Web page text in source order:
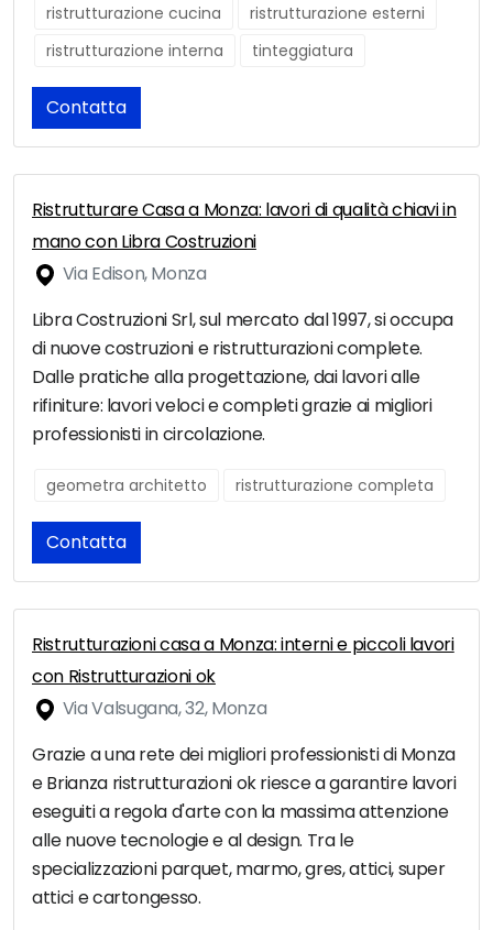
ristrutturazione cucina
ristrutturazione esterni
ristrutturazione interna
tinteggiatura
Contatta
Ristrutturare Casa a Monza: lavori di qualità chiavi in
mano con Libra Costruzioni
Via Edison, Monza
Libra Costruzioni Srl, sul mercato dal 1997, si occupa
di nuove costruzioni e ristrutturazioni complete.
Dalle pratiche alla progettazione, dai lavori alle
rifiniture: lavori veloci e completi grazie ai migliori
professionisti in circolazione.
geometra architetto ristrutturazione completa
Contatta
Ristrutturazioni casa a Monza: interni e piccoli lavori
con Ristrutturazioni ok
Via Valsugana, 32, Monza
Grazie a una rete dei migliori professionisti di Monza
e Brianza ristrutturazioni ok riesce a garantire lavori
eseguiti a regola d'arte con la massima attenzione
alle nuove tecnologie e al design. Tra le
specializzazioni parquet, marmo, gres, attici, super
attici e cartongesso.